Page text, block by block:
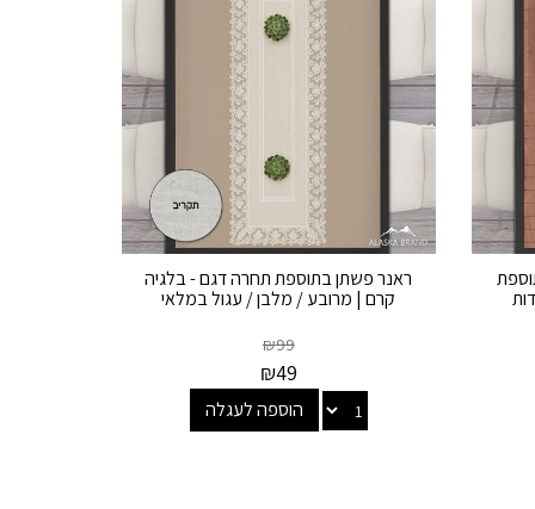
ראנר פשתן בתוספת תחרה דגם - בלגיה
קרם | מרובע / מלבן / עגול במלאי
₪99
₪49
הוספה לעגלה